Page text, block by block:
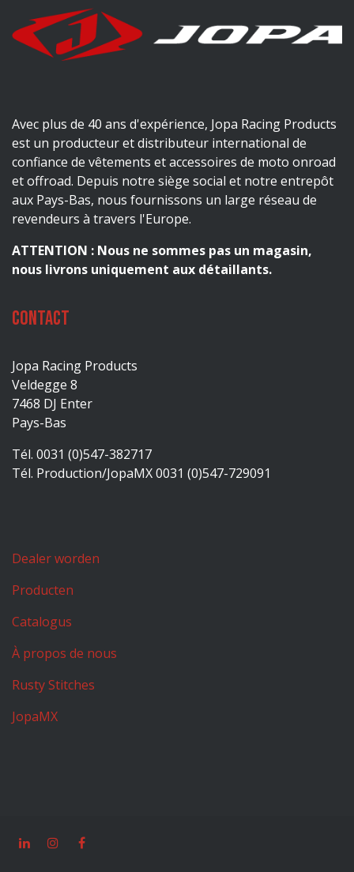
Avec plus de 40 ans d'expérience, Jopa Racing Products
est un producteur et distributeur international de
confiance de vêtements et accessoires de moto onroad
et offroad. Depuis notre siège social et notre entrepôt
aux Pays-Bas, nous fournissons un large réseau de
revendeurs à travers l'Europe.
ATTENTION : Nous ne sommes pas un magasin,
nous livrons uniquement aux détaillants.
Contact
Jopa Racing Products
Veldegge 8
7468 DJ Enter
Pays-Bas
Tél. 0031 (0)547-382717
Tél. Production/JopaMX 0031 (0)547-729091
Dealer worden
Producten
Catalogus
À propos de nous
Rusty Stitches
JopaMX